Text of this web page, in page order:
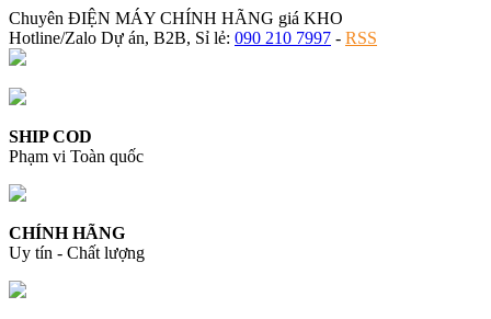
Chuyên ĐIỆN MÁY CHÍNH HÃNG giá KHO
Hotline/Zalo Dự án, B2B, Sỉ lẻ: 090 210 7997 - RSS
SHIP COD
Phạm vi Toàn quốc
CHÍNH HÃNG
Uy tín - Chất lượng